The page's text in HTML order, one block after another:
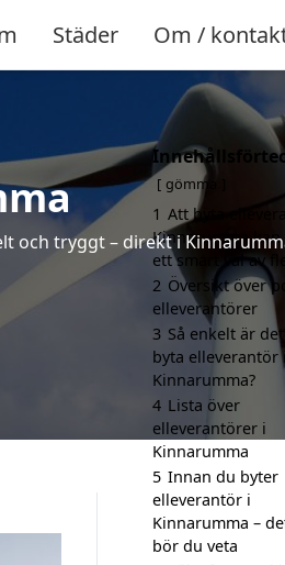
Städer Om /
och tryggt – direkt i
gömma
1 Att byta
Kinnarumma kan
ett smart val av
2 Översikt över
elleverantörer
3 Så enkelt är
byta elleverantör
Kinnarumma?
4 Lista över
elleverantörer i
Kinnarumma
5 Innan du byter
elleverantör i
Kinnarumma –
bör du veta